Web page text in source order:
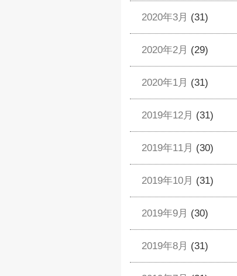
2020年3月 (31)
2020年2月 (29)
2020年1月 (31)
2019年12月 (31)
2019年11月 (30)
2019年10月 (31)
2019年9月 (30)
2019年8月 (31)